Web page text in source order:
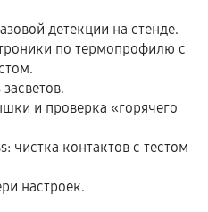
оформление
сроки и
отдельно и
детекции на стенде.
по термопрофилю с
и проверка «горячего
чистка контактов с тестом
настроек.